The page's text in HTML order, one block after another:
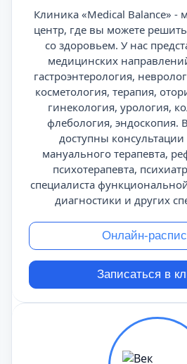
Клиника «Medical Balance»
центр, где вы можете
со здоровьем. У нас
медицинских
гастроэнтерология,
косметология, терапия,
гинекология, урология,
флебология, эндоскопия.
доступны консультации
мануального терапевта,
психотерапевта,
специалиста
диагностики и других
Онлайн-
Записаться в